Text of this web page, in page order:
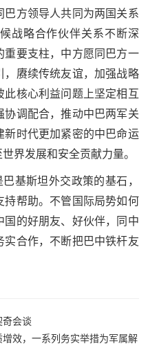
方领导人共同为两国关系
战略合作伙伴关系不断深
重要支柱，中方愿同巴方一
赓续传统友谊，加强战略
核心利益问题上坚定相互
调配合，推动中巴两军关
新时代更加紧密的中巴命运
界发展和安全贡献力量。
基斯坦外交政策的基石，
持帮助。不管国际局势如何
的好朋友、好伙伴，同中
合作，不断把巴中铁杆友
奇会谈
增效，一系列务实举措为军属解